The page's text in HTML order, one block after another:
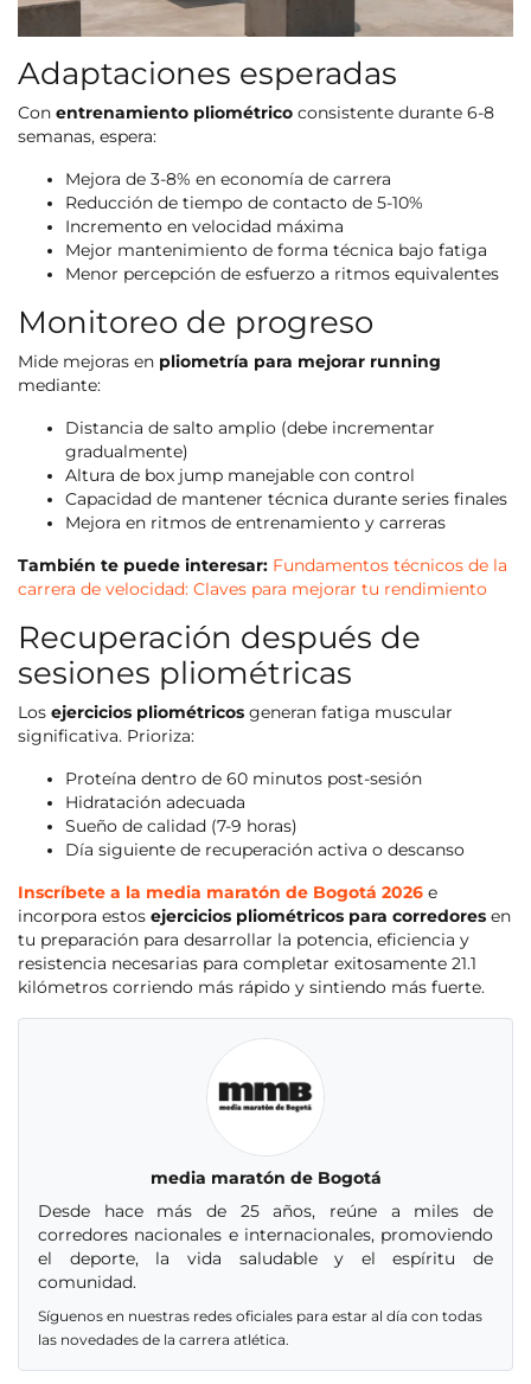
Adaptaciones esperadas
Con entrenamiento pliométrico consistente durante 6-8
semanas, espera:
Mejora de 3-8% en economía de carrera
Reducción de tiempo de contacto de 5-10%
Incremento en velocidad máxima
Mejor mantenimiento de forma técnica bajo fatiga
Menor percepción de esfuerzo a ritmos equivalentes
Monitoreo de progreso
Mide mejoras en pliometría para mejorar running
mediante:
Distancia de salto amplio (debe incrementar
gradualmente)
Altura de box jump manejable con control
Capacidad de mantener técnica durante series finales
Mejora en ritmos de entrenamiento y carreras
También te puede interesar: Fundamentos técnicos de la
carrera de velocidad: Claves para mejorar tu rendimiento
Recuperación después de
sesiones pliométricas
Los ejercicios pliométricos generan fatiga muscular
significativa. Prioriza:
Proteína dentro de 60 minutos post-sesión
Hidratación adecuada
Sueño de calidad (7-9 horas)
Día siguiente de recuperación activa o descanso
Inscríbete a la media maratón de Bogotá 2026 e
incorpora estos ejercicios pliométricos para corredores en
tu preparación para desarrollar la potencia, eficiencia y
resistencia necesarias para completar exitosamente 21.1
kilómetros corriendo más rápido y sintiendo más fuerte.
media maratón de Bogotá
Desde hace más de 25 años, reúne a miles de
corredores nacionales e internacionales, promoviendo
el deporte, la vida saludable y el espíritu de
comunidad.
Síguenos en nuestras redes oficiales para estar al día con todas
las novedades de la carrera atlética.